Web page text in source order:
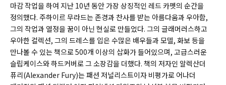
마감 작업을 하여 지난 10년 동안 가장 상징적인 레드 카펫의 순간을
정의했다. 주하이르 무라드는 존경과 찬사를 받는 아름다움과 우아함,
그의 작업과 열정을 꿈이 아닌 현실로 만들었다. 그의 글래머러스하고
우아한 컬렉션, 그의 드레스를 입은 수많은 배우들과 모델, 화보 등을
만나볼 수 있는 책으로 500개 이상의 삽화가 들어있으며, 고급스러운
슬립케이스와 하드커버로 그 소장감을 더했다. 책의 저자인 알렉산더
퓨리(Alexander Fury)는 패션 저널리스트이자 비평가로 어나더